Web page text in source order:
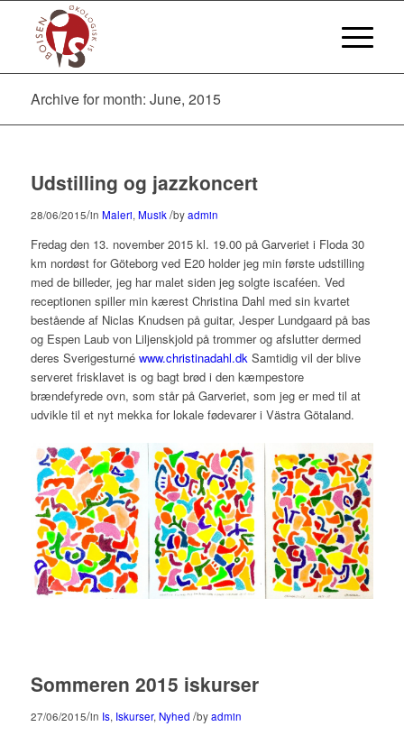
Archive for month: June, 2015
Udstilling og jazzkoncert
28/06/2015/in Maleri, Musik /byadmin
Fredag den 13. november 2015 kl. 19.00 på Garveriet i Floda 30
km nordøst for Göteborg ved E20 holder jeg min første udstilling
med de billeder, jeg har malet siden jeg solgte iscaféen. Ved
receptionen spiller min kærest Christina Dahl med sin kvartet
bestående af Niclas Knudsen på guitar, Jesper Lundgaard på bas
og Espen Laub von Liljenskjold på trommer og afslutter dermed
deres Sverigesturné www.christinadahl.dkSamtidig vil der blive
serveret frisklavet is og bagt brød i den kæmpestore
brændefyrede ovn, som står på Garveriet, som jeg er med til at
udvikle til et nyt mekka for lokale fødevarer i Västra Götaland.
Sommeren 2015 iskurser
27/06/2015/in Is, Iskurser, Nyhed /byadmin